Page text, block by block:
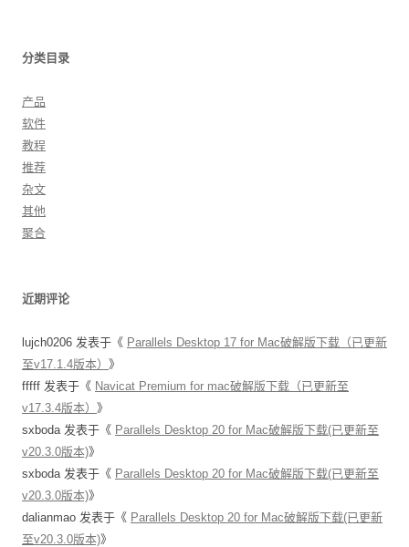
分类目录
产品
软件
教程
推荐
杂文
其他
聚合
近期评论
lujch0206 发表于《 Parallels Desktop 17 for Mac破解版下载（已更新
至v17.1.4版本） 》
fffff 发表于《 Navicat Premium for mac破解版下载（已更新至
v17.3.4版本） 》
sxboda 发表于《 Parallels Desktop 20 for Mac破解版下载(已更新至
v20.3.0版本)》
sxboda 发表于《 Parallels Desktop 20 for Mac破解版下载(已更新至
v20.3.0版本)》
dalianmao 发表于《 Parallels Desktop 20 for Mac破解版下载(已更新
至v20.3.0版本)》